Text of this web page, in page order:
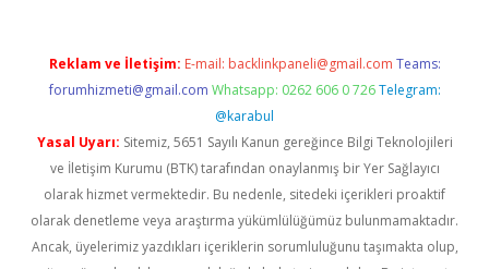
Reklam ve İletişim: E-mail: backlinkpaneli@gmail.com Teams:
forumhizmeti@gmail.com Whatsapp: 0262 606 0 726 Telegram:
@karabul
Yasal Uyarı: Sitemiz, 5651 Sayılı Kanun gereğince Bilgi Teknolojileri
ve İletişim Kurumu (BTK) tarafından onaylanmış bir Yer Sağlayıcı
olarak hizmet vermektedir. Bu nedenle, sitedeki içerikleri proaktif
olarak denetleme veya araştırma yükümlülüğümüz bulunmamaktadır.
Ancak, üyelerimiz yazdıkları içeriklerin sorumluluğunu taşımakta olup,